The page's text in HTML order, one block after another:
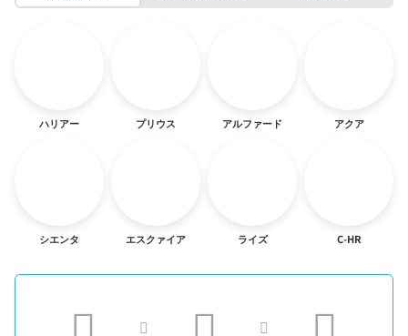
ハリアー プリウス アルファード アクア
シエンタ エスクァイア ライズ C-HR